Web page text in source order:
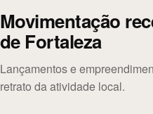
Movimentação
de Fortaleza
Lançamentos e
retrato da atividade local.